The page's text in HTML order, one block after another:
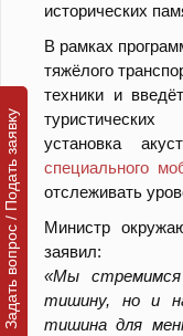
исторических
В рамках
тяжёлого
техники и
установка
специального
отслеживать
Министр
заявил:
«Мы стремимся
тишину, но и
тишина для
Задать вопрос / Подать заявку